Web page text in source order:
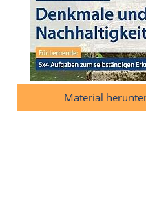
Material